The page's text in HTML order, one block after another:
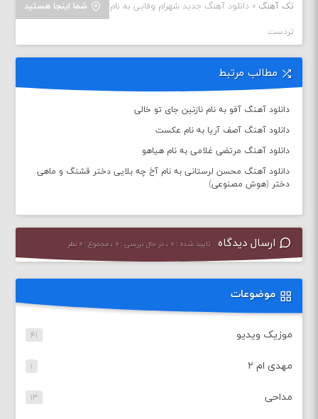
شما اینجا هستید تک آهنگ »دانلود آهنگ جدید شهرام وفایی به نام
تردست
مطالب مرتبط
دانلود آهنگ آفو به نام نازنین جای تو خالی
دانلود آهنگ آصف آریا به نام عکست
دانلود آهنگ مرتضی غلامی به نام هیاهو
دانلود آهنگ محسن لرستانی به نام آخ چه بلایی دختر قشنگ و ماهی
دختر (هوش مصنوعی)
ارسال دیدگاه تایید شده : ۰ ، در حال بررسی : ۰ ، مجموع : ۰ نظر
موضوعات
موزیک ویدیو ۴۱
مهدی ام ۲ ۱
مداحی ۱۳